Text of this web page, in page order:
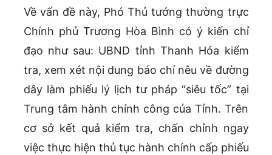
Về vấn đề này, Phó Thủ tướng thường trực
Chính phủ Trương Hòa Bình có ý kiến chỉ
đạo như sau: UBND tỉnh Thanh Hóa kiểm
tra, xem xét nội dung báo chí nêu về đường
dây làm phiếu lý lịch tư pháp “siêu tốc” tại
Trung tâm hành chính công của Tỉnh. Trên
cơ sở kết quả kiểm tra, chấn chỉnh ngay
việc thực hiện thủ tục hành chính cấp phiếu